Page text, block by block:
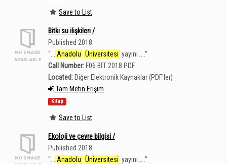
Save to List
Bitki su ilişkileri /
Published 2018
“
Anadolu Üniversitesi yayını ;...”
Call Number: F06 BİT 2018 PDF
Located: Diğer Elektronik Kaynaklar (PDF'ler)
Tam Metin Erişim
Kitap
Save to List
Ekoloji ve çevre bilgisi /
Published 2018
“
Anadolu Üniversitesi yayını ;...”